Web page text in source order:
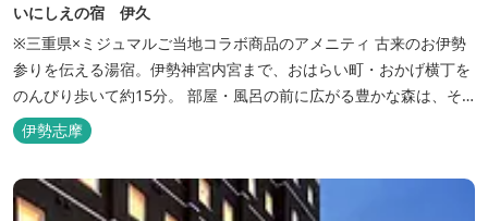
いにしえの宿 伊久
※三重県×ミジュマルご当地コラボ商品のアメニティ 古来のお伊勢
参りを伝える湯宿。伊勢神宮内宮まで、おはらい町・おかげ横丁を
のんびり歩いて約15分。 部屋・風呂の前に広がる豊かな森は、そ
のまま内宮の森へと連なっています。 お伊勢さんとつながってい
る・・そんな気持ちになる宿です。 館内には2つの大浴場と趣の異
伊勢志摩